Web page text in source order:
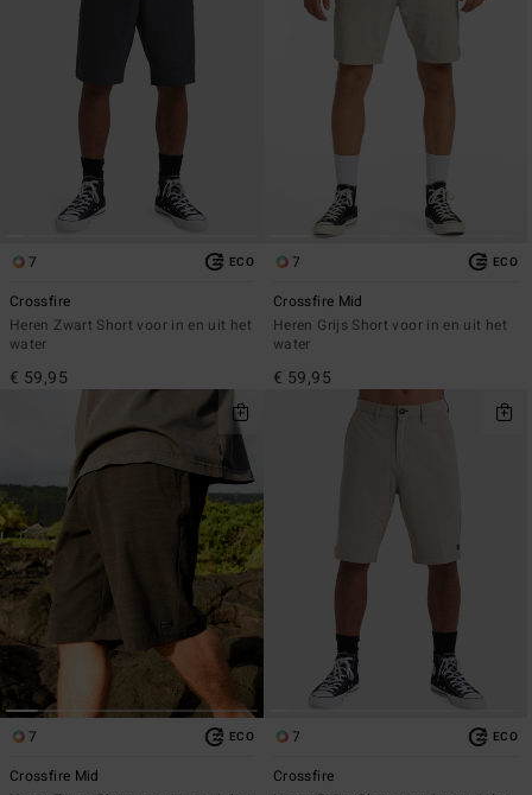
7 ECO
Crossfire
Heren Zwart Short voor in en uit het
water
€ 59,95
7 ECO
Crossfire Mid
Heren Grijs Short voor in en uit het
water
€ 59,95
7 ECO
Crossfire Mid
7 ECO
Crossfire